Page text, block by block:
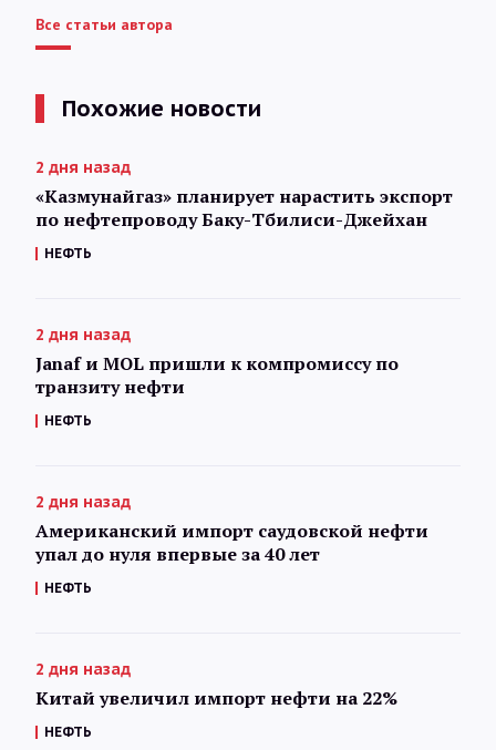
Все статьи автора
Похожие новости
2 дня назад
«Казмунайгаз» планирует нарастить экспорт
по нефтепроводу Баку-Тбилиси-Джейхан
НЕФТЬ
2 дня назад
Janaf и MOL пришли к компромиссу по
транзиту нефти
НЕФТЬ
2 дня назад
Американский импорт саудовской нефти
упал до нуля впервые за 40 лет
НЕФТЬ
2 дня назад
Китай увеличил импорт нефти на 22%
НЕФТЬ